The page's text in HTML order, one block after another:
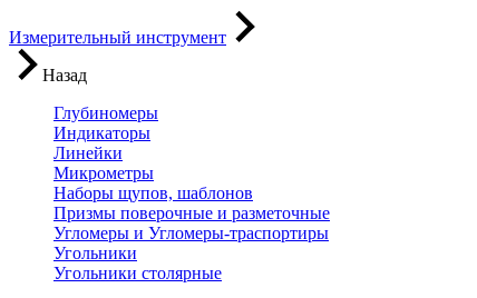
Измерительный инструмент
Назад
Глубиномеры
Индикаторы
Линейки
Микрометры
Наборы щупов, шаблонов
Призмы поверочные и разметочные
Угломеры и Угломеры-траспортиры
Угольники
Угольники столярные